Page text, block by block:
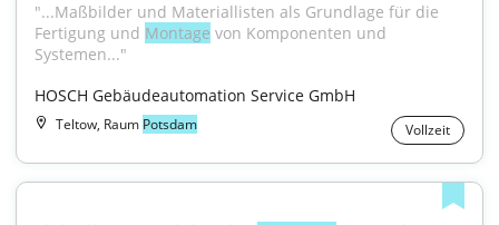
"...Maßbilder und Materiallisten als Grundlage für die
Fertigung und Montage von Komponenten und
Systemen..."
HOSCH Gebäudeautomation Service GmbH
Teltow, Raum Potsdam Vollzeit